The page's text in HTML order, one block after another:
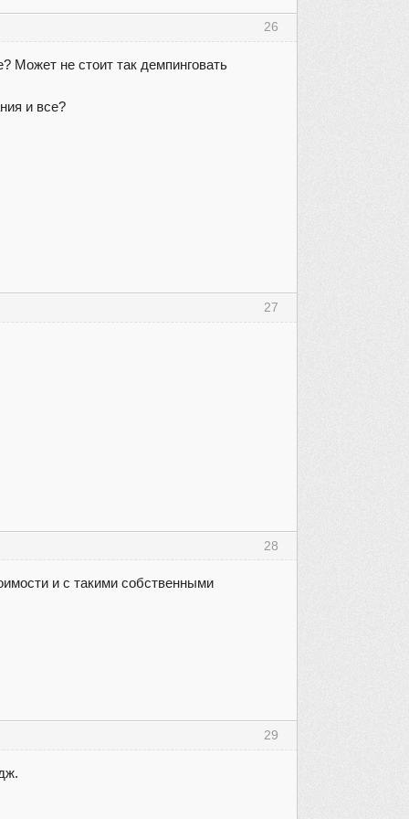
26
Может не стоит так демпинговать
и все?
27
28
и с такими собственными
29